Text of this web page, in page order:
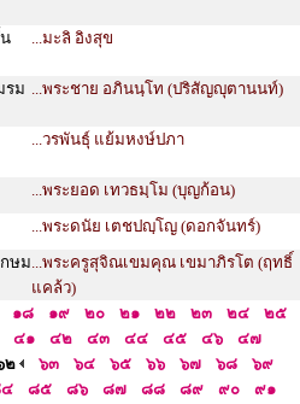
...มะลิ อิงสุข
รม ...พระชาย อภินนฺโท (ปริสัญญุตานนท์)
...วรพันธุ์ แย้มหงษ์ปภา
...พระยอด เทวธมฺโม (บุญก้อน)
...พระดนัย เตชปญฺโญ (ดอกจันทร์)
ษม...พระครูสุจิณเขมคุณ เขมาภิรโต (ฤทธิ์
แคล้ว)
๑๘ ๑๙ ๒๐ ๒๑ ๒๒ ๒๓ ๒๔
๒๕
๔๑ ๔๒ ๔๓ ๔๔ ๔๕ ๔๖
๔๗
๒ ๖๓ ๖๔ ๖๕ ๖๖ ๖๗ ๖๘
๖๙
๘๕ ๘๖ ๘๗ ๘๘ ๘๙ ๙๐
๙๑